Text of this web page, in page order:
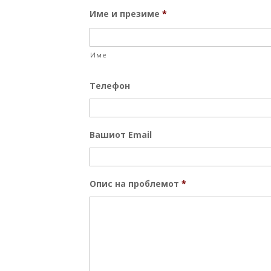
Име и презиме *
Име
Телефон
Вашиот Email
Опис на проблемот *